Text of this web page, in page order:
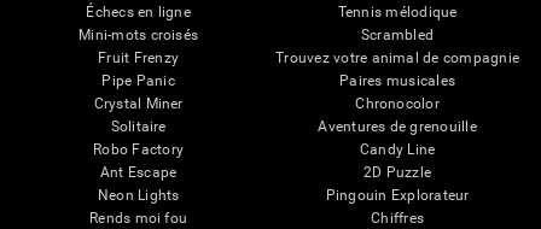
Échecs en ligne
Mini-mots croisés
Fruit Frenzy
Pipe Panic
Crystal Miner
Solitaire
Robo Factory
Ant Escape
Neon Lights
Rends moi fou
Tennis mélodique
Scrambled
Trouvez votre animal de compagnie
Paires musicales
Chronocolor
Aventures de grenouille
Candy Line
2D Puzzle
Pingouin Explorateur
Chiffres